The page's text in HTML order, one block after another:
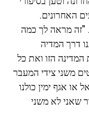
האחרונים.
"זה מראה לך כמה
דרך המדיה
הזו ואת כל
משני צידי המעבר
אגף ימין כולנו
שאני לא משני